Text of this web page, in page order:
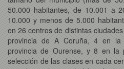
50.000 habitantes, de 10.001 a
10.000 y menos de 5.000
en 26 centros de distintas
provincia de A Coruña, 4 en
provincia de Ourense, y 8 en la
selección de las clases en cada